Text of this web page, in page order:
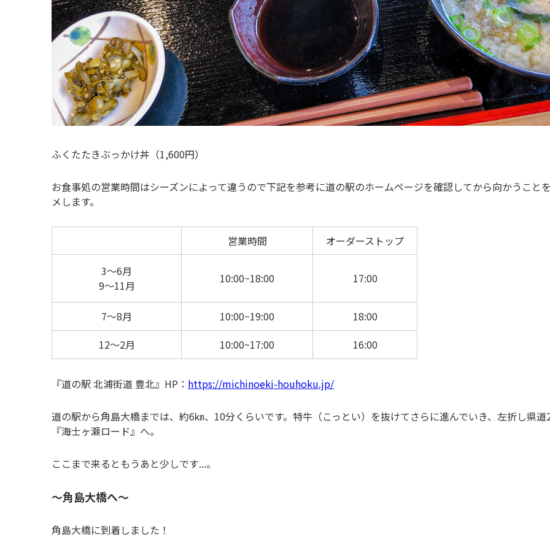
ふくたたきぶっかけ丼（1,600円）
お食事処の営業時間はシーズンによって違うので下記を参考に道の駅のホームページを確認してから向かうこと
メします。
営業時間 オーダーストップ
3～6月
9～11月
10:00~18:00 17:00
7～8月 10:00~19:00
18:00
12～2月
10:00~17:00 16:00
『道の駅 北浦街道 豊北』HP： https://michinoeki-houhoku.jp/
道の駅から角島大橋までは、約6㎞、10分くらいです。特牛（こっとい）を抜けてさらに進んでいき、左折し県道
『海士ヶ瀬ロード』へ。
ここまで来るともうあと少しです...。
～角島大橋へ～
角島大橋に到着しました！